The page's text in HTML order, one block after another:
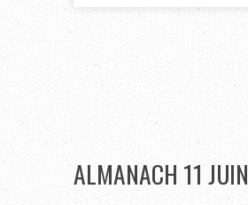
ALMANACH 11 JUIN